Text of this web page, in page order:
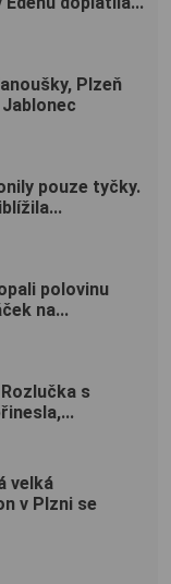
Plzeň
pouze tyčky.
polovinu
na...
s
velká
v Plzni se